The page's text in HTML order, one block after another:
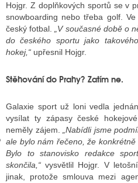
STÁT BLOGEREM
BLOGERA
DISKUTÉRA NA RADIOTV
STARŠÍCH DISKUZÍ
Hojgr. Z doplňkových sportů se v
snowboarding nebo třeba golf.
český fotbal.
„V současné době o
do českého sportu jako
hokej,“ upřesnil Hojgr.
Stěhování do Prahy? Zatím ne.
Galaxie sport už loni vedla
vysílat ty zápasy české
neměly zájem.
„Nabídli jsme
ale bylo nám řečeno, že
Bylo to stanovisko redakce
skončila,“ vysvětlil Hojgr. V
jinak, protože smlouva mezi